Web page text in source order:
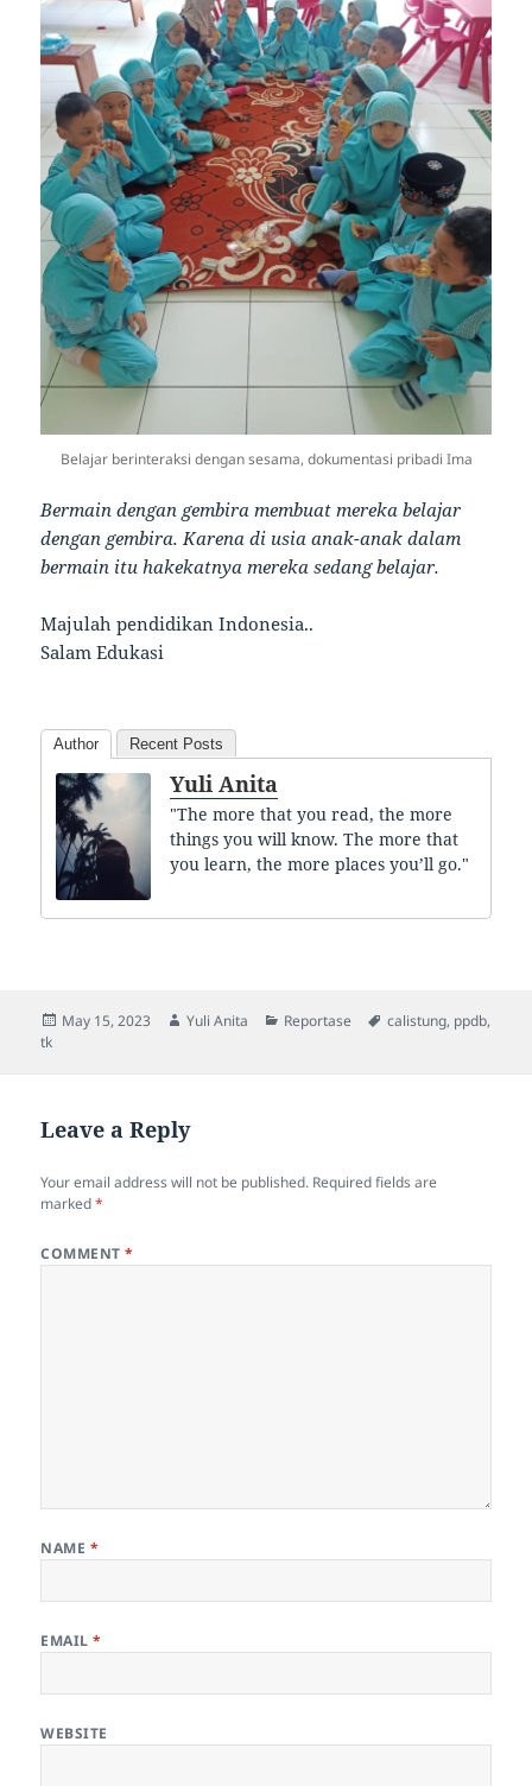
Belajar berinteraksi dengan sesama, dokumentasi pribadi Ima
Bermain dengan gembira membuat mereka belajar
dengan gembira. Karena di usia anak-anak dalam
bermain itu hakekatnya mereka sedang belajar.
Majulah pendidikan Indonesia..
Salam Edukasi
Author Recent Posts
Yuli Anita
"The more that you read, the more
things you will know. The more that
you learn, the more places you’ll go."
Posted
May 15, 2023 Author
Yuli Anita Categories
Reportase Tags
calistung, ppdb,
tk
Leave a Reply
Your email address will not be published. Required fields are
marked*
COMMENT*
NAME *
EMAIL*
WEBSITE